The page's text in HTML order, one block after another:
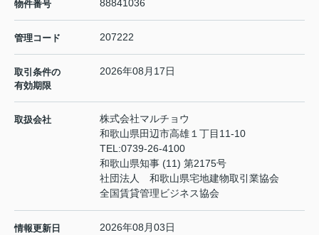
物件番号 88841036
管理コード 207222
取引条件の
有効期限
2026年08月17日
取扱会社
株式会社マルチョウ
和歌山県田辺市高雄１丁目11-10
TEL:0739-26-4100
和歌山県知事 (11) 第2175号
社団法人 和歌山県宅地建物取引業協会
全国賃貸管理ビジネス協会
情報更新日 2026年08月03日